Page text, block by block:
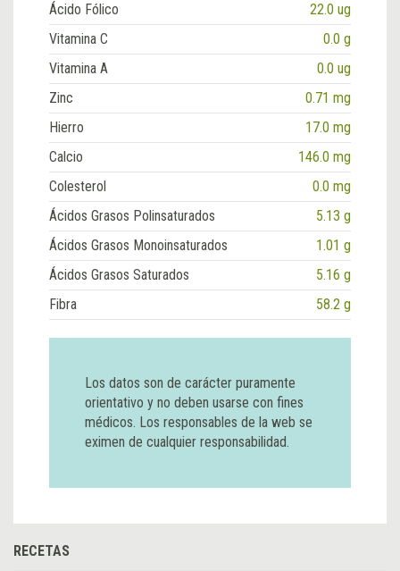
Ácido Fólico
22.0 ug
Vitamina C
0.0 g
Vitamina A
0.0 ug
Zinc
0.71 mg
Hierro
17.0 mg
Calcio
146.0 mg
Colesterol
0.0 mg
Ácidos Grasos Polinsaturados
5.13 g
Ácidos Grasos Monoinsaturados
1.01 g
Ácidos Grasos Saturados
5.16 g
Fibra
58.2 g
Los datos son de carácter puramente
orientativo y no deben usarse con fines
médicos. Los responsables de la web se
eximen de cualquier responsabilidad.
RECETAS